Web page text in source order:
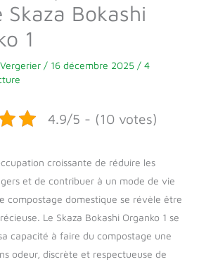
Skaza Bokashi
1
/ 16 décembre 2025 / 4
4.9/5 - (10 votes)
croissante de réduire les
et de contribuer à un mode de vie
compostage domestique se révèle être
Le Skaza Bokashi Organko 1 se
capacité à faire du compostage une
odeur, discrète et respectueuse de